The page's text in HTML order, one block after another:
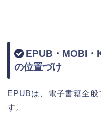
EPUB・MOBI・
の位置づけ
EPUBは、電子書籍全
す。